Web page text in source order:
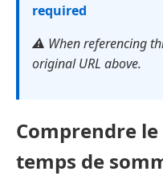
required
⚠️ When referencing
original URL above.
Comprendre
temps de